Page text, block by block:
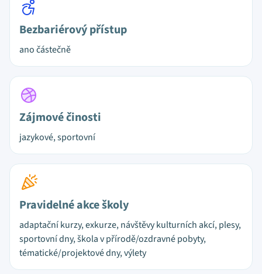
Bezbariérový přístup
ano částečně
Zájmové činosti
jazykové, sportovní
Pravidelné akce školy
adaptační kurzy, exkurze, návštěvy kulturních akcí, plesy,
sportovní dny, škola v přírodě/ozdravné pobyty,
tématické/projektové dny, výlety